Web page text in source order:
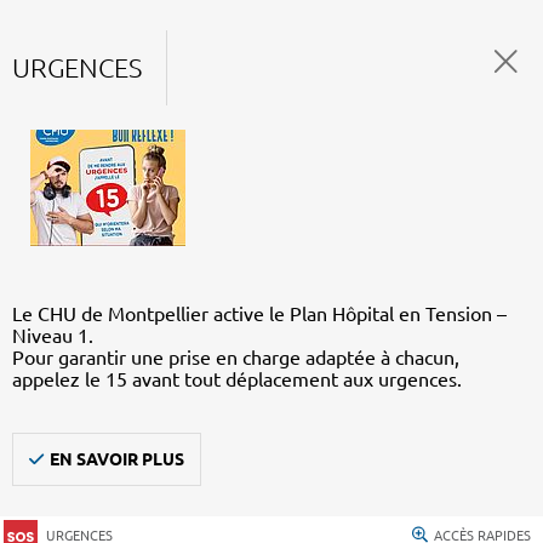
URGENCES
Le CHU de Montpellier active le Plan Hôpital en Tension –
Niveau 1.
Pour garantir une prise en charge adaptée à chacun,
appelez le 15 avant tout déplacement aux urgences.
EN SAVOIR PLUS
URGENCES ACCÈS RAPIDES